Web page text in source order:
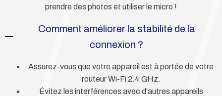
prendre des photos et utiliser le micro !
Comment améliorer la stabilité de la
connexion ?
Assurez-vous que votre appareil est à portée de votre
routeur Wi-Fi 2.4 GHz.
Évitez les interférences avec d'autres appareils